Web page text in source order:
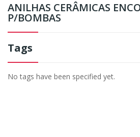
ANILHAS CERÂMICAS
P/BOMBAS
Tags
No tags have been specified yet.